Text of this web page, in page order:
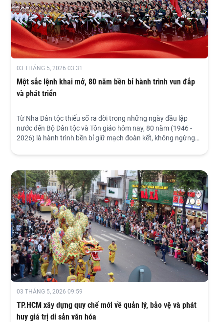
03 THÁNG 5, 2026 03:31
Một sắc lệnh khai mở, 80 năm bền bỉ hành trình vun đắp
và phát triển
Từ Nha Dân tộc thiểu số ra đời trong những ngày đầu lập
nước đến Bộ Dân tộc và Tôn giáo hôm nay, 80 năm (1946 -
2026) là hành trình bền bỉ giữ mạch đoàn kết, không ngừng
thắng lợi của đất nước.
03 THÁNG 5, 2026 09:59
TP.HCM xây dựng quy chế mới về quản lý, bảo vệ và phát
huy giá trị di sản văn hóa